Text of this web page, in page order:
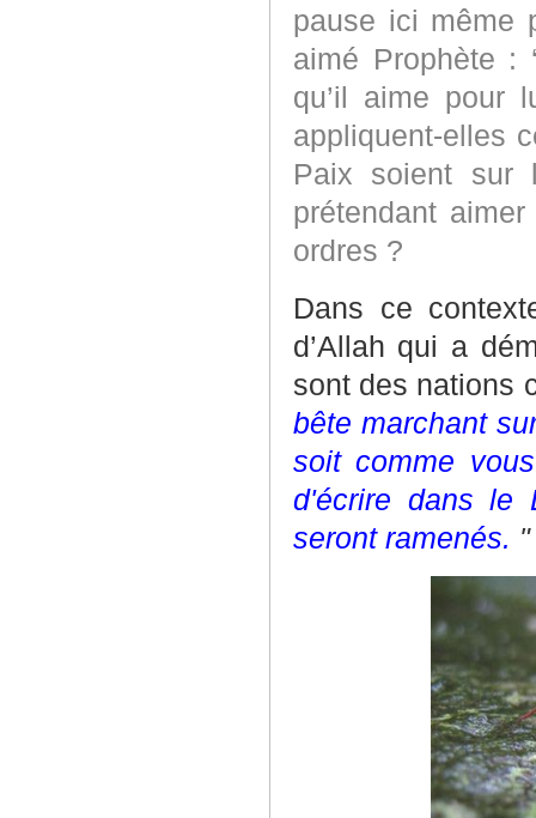
pause ici même
aimé Prophète :
qu’il aime pour
appliquent-elles
Paix soient sur
prétendant
ordres ?
Dans ce
d’Allah qui a
sont des nations
bête marchant
soit comme
d'écrire dans le
seront ramenés.